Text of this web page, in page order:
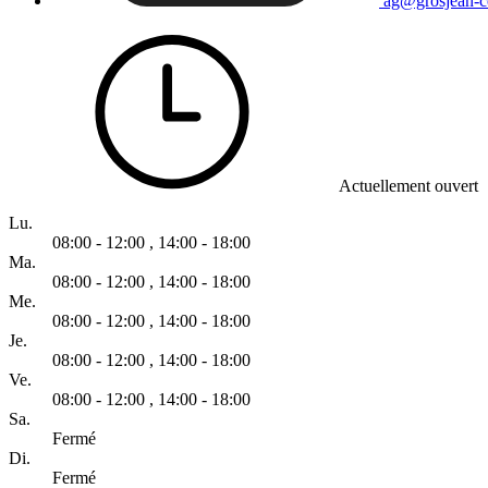
Actuellement ouvert
Lu.
08:00 - 12:00 , 14:00 - 18:00
Ma.
08:00 - 12:00 , 14:00 - 18:00
Me.
08:00 - 12:00 , 14:00 - 18:00
Je.
08:00 - 12:00 , 14:00 - 18:00
Ve.
08:00 - 12:00 , 14:00 - 18:00
Sa.
Fermé
Di.
Fermé